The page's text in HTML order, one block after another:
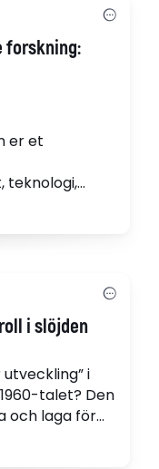
forskning:
er et
teknologi,
er
forming,
i slöjden
i
talet? Den
och laga för
hamnat i